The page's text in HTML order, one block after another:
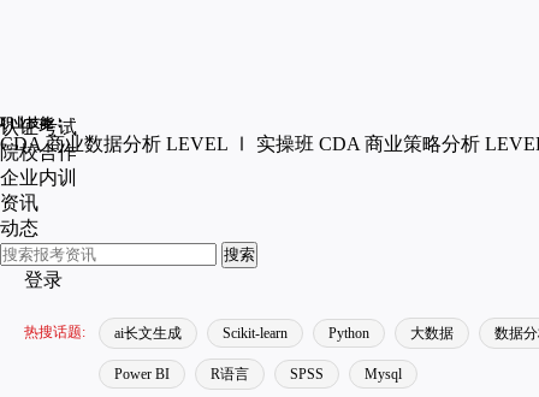
职业技能：
CDA 商业数据分析 LEVEL Ⅰ 实操班 CDA 商业策略分析
认证考试
院校合作
企业内训
资讯
动态
搜索
登录
热搜话题: ai长文生成 Scikit-learn Python 大数据 数据
Power BI R语言 SPSS Mysql